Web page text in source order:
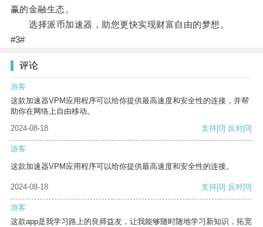
赢的金融生态。
选择派币加速器，助您更快实现财富自由的梦想。
#3#
评论
游客
这款加速器VPM应用程序可以给你提供最高速度和安全性的连接，并帮
助你在网络上自由移动。
2024-08-18
支持[0] 反对[0]
游客
这款加速器VPM应用程序可以给你提供最高速度和安全性的连接。
2024-08-18 支持[0] 反对[0]
游客
这款app是我学习路上的良师益友，让我能够随时随地学习新知识，拓宽